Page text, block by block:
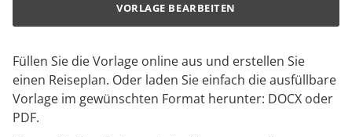
Füllen Sie die Vorlage online aus und erstellen Sie
einen Reiseplan. Oder laden Sie einfach die ausfüllbare
Vorlage im gewünschten Format herunter: DOCX oder
PDF.
VORLAGE BEARBEITEN